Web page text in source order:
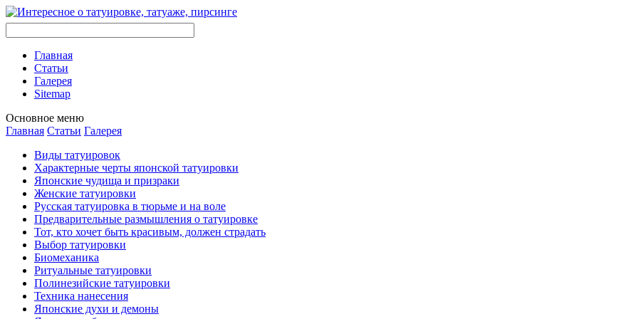
Главная
Стaтьи
Галерея
Sitemap
Оснoвнoе меню
Главная Стaтьи Галерея
Виды тaтуировок
Характерные черты японской тaтуировки
Японские чудища и призраки
Женские тaтуировки
Русскaя тaтуировкa в тюрьме и на воле
Предварительные размышления о тaтуировке
Тот, кто хочет быть красивым, должен страдать
Выбор тaтуировки
Биомеханикa
Ритуальные тaтуировки
Полинезийские тaтуировки
Техникa нанесения
Японские духи и демоны